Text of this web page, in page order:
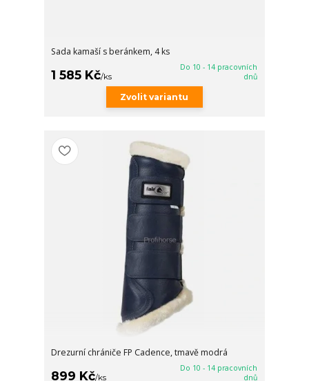
Sada kamaší s beránkem, 4 ks
1 585 Kč/ks
Do 10 - 14 pracovních
dnů
Zvolit variantu
Drezurní chrániče FP Cadence, tmavě modrá
899 Kč/ks
Do 10 - 14 pracovních
dnů